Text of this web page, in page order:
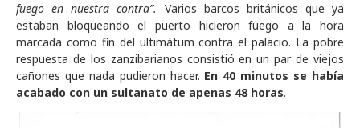
fuego en nuestra contra”. Varios barcos británicos que ya
estaban bloqueando el puerto hicieron fuego a la hora
marcada como fin del ultimátum contra el palacio. La pobre
respuesta de los zanzibarianos consistió en un par de viejos
cañones que nada pudieron hacer. En 40 minutos se había
acabado con un sultanato de apenas 48 horas.